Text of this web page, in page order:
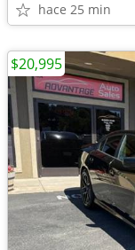
hace 25 min
$20,995